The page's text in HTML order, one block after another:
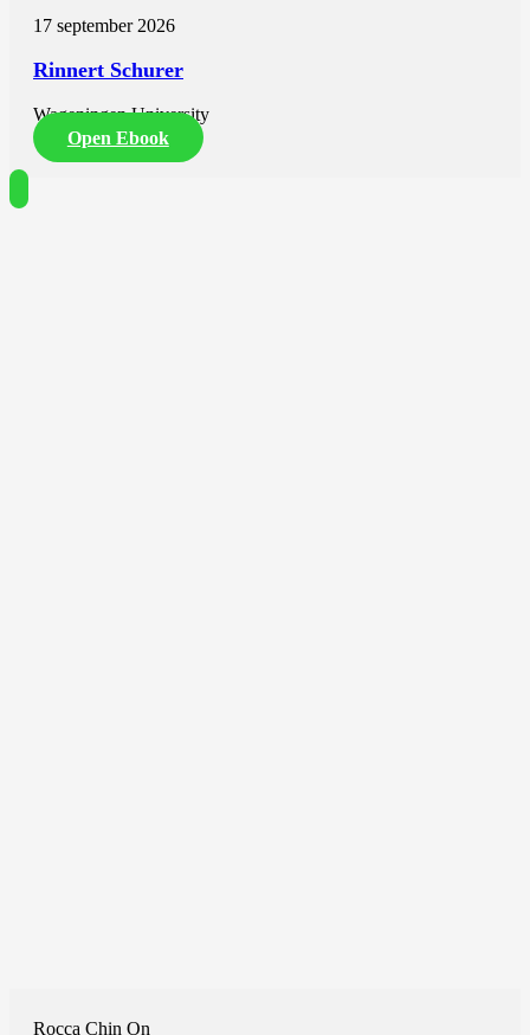
17 september 2026
Rinnert Schurer
Wageningen University
Open Ebook
Rocca Chin On